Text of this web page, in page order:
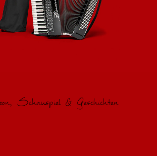
Schauspiel & Geschichten